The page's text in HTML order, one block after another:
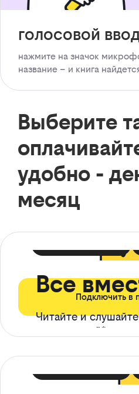
голосовой
нажмите на значок
название – и книга
Выберите
удобно -
месяц
Все
Читайте и
ограничений*
Подключить в